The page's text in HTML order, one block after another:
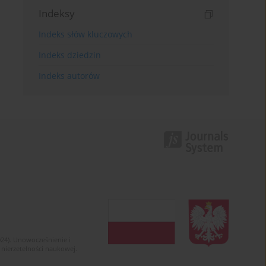
Indeksy
Indeks słów kluczowych
Indeks dziedzin
Indeks autorów